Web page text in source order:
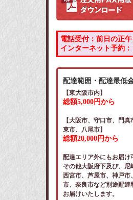
電話受付：前日の正
インターネット予約
配達範囲・配達最低
【東大阪市内】
総額5,000円から
【大阪市、守口市、門真
東市、八尾市】
総額20,000円から
配達エリア外にもお届け
その他大阪府下及び、尼
西宮市、芦屋市、神戸市
市、奈良市など別途配達
お届けいたします。